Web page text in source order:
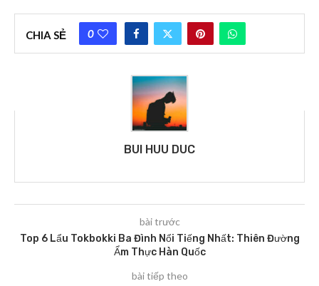
CHIA SẺ 0
BUI HUU DUC
bài trước
Top 6 Lẩu Tokbokki Ba Đình Nổi Tiếng Nhất: Thiên Đường
Ẩm Thực Hàn Quốc
bài tiếp theo